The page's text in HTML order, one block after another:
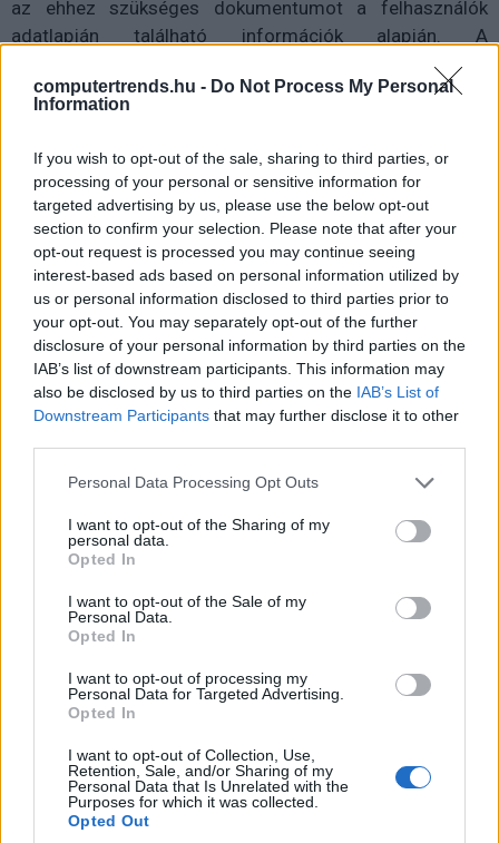
computertrends.hu - Do Not Process My Personal
Information
If you wish to opt-out of the sale, sharing to third parties, or
processing of your personal or sensitive information for
targeted advertising by us, please use the below opt-out
section to confirm your selection. Please note that after your
opt-out request is processed you may continue seeing
interest-based ads based on personal information utilized by
us or personal information disclosed to third parties prior to
your opt-out. You may separately opt-out of the further
disclosure of your personal information by third parties on the
IAB’s list of downstream participants. This information may
also be disclosed by us to third parties on the IAB’s List of
Downstream Participants that may further disclose it to other
Please note that this website/app uses one or more Google
not limited to your visit or usage behaviour. You may click to
grant or deny consent to Google and its third-party tags to
use your data for below specified purposes in below Google
consent section.
Personal Data Processing Opt Outs
I want to opt-out of the Sharing of my
personal data.
Opted In
I want to opt-out of the Sale of my
Personal Data.
Opted In
I want to opt-out of processing my
Personal Data for Targeted Advertising.
Opted In
I want to opt-out of Collection, Use,
Retention, Sale, and/or Sharing of my
Personal Data that Is Unrelated with the
Purposes for which it was collected.
Opted Out
az ehhez szükséges dokumentumot a felhasználók
adatlapján található információk alapján. A
bérbevevőknek és a bérlőknek mindössze annyi a
feladatuk, hogy néhány érintéssel elfogadják az abban
leegyszerűsítettük a jogi ügyintézést, hisz néhány perc
alatt lebonyolítható az egész"- mesélte lapunknak Szota
Szabolcs, a Cristo autós appot működtető Smartsurance
Technologies Kft. ügyvezetője.
Hozzátette: "Tisztában vagyunk azzal, hogy sokan
idegenkednek attól, hogy bérbe adják a kocsijukat. Ám ez
nem jelenti azt, hogy ne lenne piaca a Cristo Share-nek.
Manapság rengeteg olyan önszerveződő Facebook-
csoporttal lehet találkozni, melyek teret adnak a
magánszemélyek közötti autóbérbeadásnak. Igen nagy
aktivitás jellemzi ezeket az online közösségeket annak
ellenére is, hogy nincs mögöttük megfelelő jogi és
fizetési folyamat kontrollálásával gondoskodna a felek
biztonságáról. A Cristo Share-rel ezt a hiányosságot
rizikót."
az autója bérbeadásával, most megteheti: a Cristo Share
immáron a Google Play, az App Store, és a Huawei
letöltése ingyenes. Fontos tudnivaló, hogy a bérbeadás
lehetőségével kizárólag a Cristo PRO előfizetők élhetnek
(vagyis azok a felhasználók, akik havi 1500 forintot